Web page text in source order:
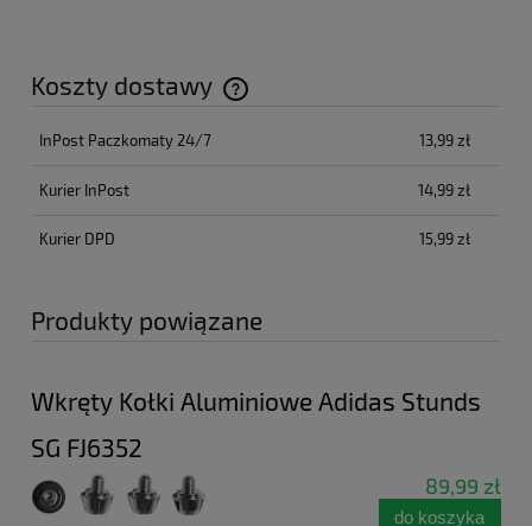
Koszty dostawy
Cena nie zawiera ewentualnych kosztów płatności
InPost Paczkomaty 24/7 13,99 zł
Kurier InPost 14,99 zł
Kurier DPD 15,99 zł
Produkty powiązane
Wkręty Kołki Aluminiowe Adidas Stunds
SG FJ6352
89,99 zł
do koszyka